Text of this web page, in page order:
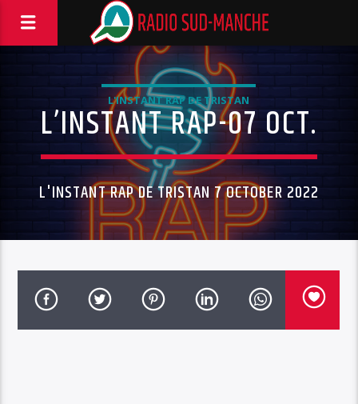
L'INSTANT RAP DE TRISTAN
L’INSTANT RAP-07 OCT.
L'INSTANT RAP DE TRISTAN 7 OCTOBER 2022